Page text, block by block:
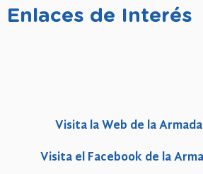
Enlaces de Interés
Visita la Web de la
Visita el Facebook de la